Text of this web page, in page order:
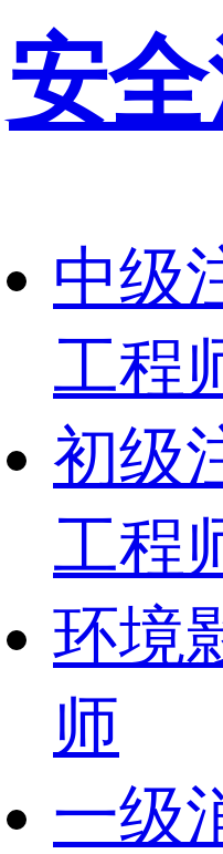
安
中级
工程
初级
工程
环境
师
一级